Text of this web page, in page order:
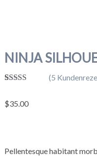
NINJA
von 5,
(5
$35.00
Pellentesque habitant